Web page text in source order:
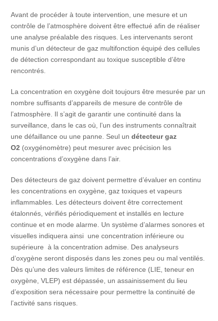
Avant de procéder à toute intervention, une mesure et un
contrôle de l’atmosphère doivent être effectué afin de réaliser
une analyse préalable des risques. Les intervenants seront
munis d’un détecteur de gaz multifonction équipé des cellules
de détection correspondant au toxique susceptible d’être
rencontrés.
La concentration en oxygène doit toujours être mesurée par un
nombre suffisants d’appareils de mesure de contrôle de
l’atmosphère. Il s’agit de garantir une continuité dans la
surveillance, dans le cas où, l’un des instruments connaîtrait
une défaillance ou une panne. Seul undétecteur gaz
O2 (oxygénomètre) peut mesurer avec précision les
concentrations d’oxygène dans l’air.
Des détecteurs de gaz doivent permettre d’évaluer en continu
les concentrations en oxygène, gaz toxiques et vapeurs
inflammables. Les détecteurs doivent être correctement
étalonnés, vérifiés périodiquement et installés en lecture
continue et en mode alarme. Un système d’alarmes sonores et
visuelles indiquera ainsi une concentration inférieure ou
supérieure à la concentration admise. Des analyseurs
d’oxygène seront disposés dans les zones peu ou mal ventilés.
Dès qu’une des valeurs limites de référence (LIE, teneur en
oxygène, VLEP) est dépassée, un assainissement du lieu
d’exposition sera nécessaire pour permettre la continuité de
l’activité sans risques.